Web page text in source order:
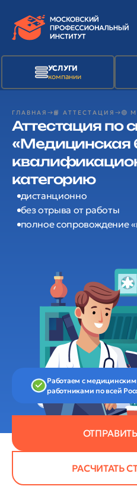
УСЛУГИ
компании
ГЛАВНАЯ 📙 АТТЕСТАЦИЯ 🟢
Аттестация по
«Медицинская
категорию
дистанционно
без отрыва от работы
полное сопровождение
РАСЧИТАТЬ
Работаем с
работниками по всей